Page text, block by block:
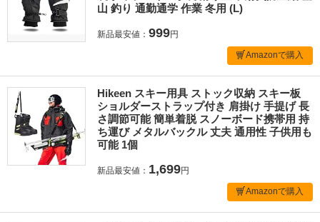
山 釣り 通勤通学 作業 冬用 (L)
新品最安値： 999円
Amazonで購入
Hikeen スキー用具 ストック収納 スキー板
ショルダーストラップ付き 肩掛け 手提げ 長
さ調節可能 簡単着脱 スノーボード携帯用 持
ち運び メタルバックル 丈夫 通用性 子供用も
可能 1個
新品最安値： 1,699円
Amazonで購入